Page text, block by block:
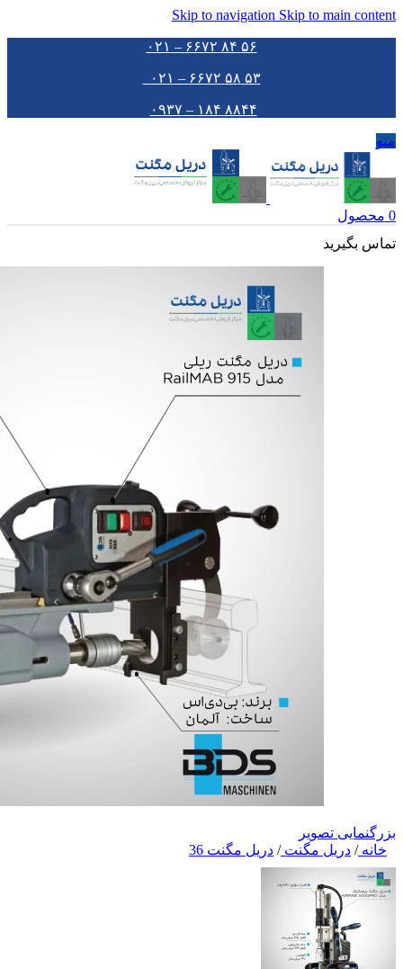
Skip to navigation Skip to main content
۵۶ ۸۴ ۶۶۷۲ – ۰۲۱
۵۳ ۵۸ ۶۶۷۲ – ۰۲۱
۸۸۴۴ ۱۸۴ – ۰۹۳۷
منو
0 محصول
تماس بگیرید
بزرگنمایی تصویر
خانه/ دریل مگنت/ دریل مگنت 36